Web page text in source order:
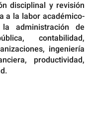
disciplinal y revisión
a la labor académico-
administración de
contabilidad,
ingeniería
productividad,